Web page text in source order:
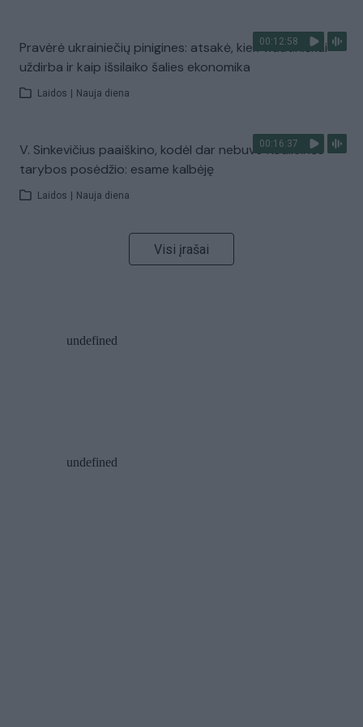
00:12:58
Pravėrė ukrainiečių pinigines: atsakė, kiek vidutiniškai
uždirba ir kaip išsilaiko šalies ekonomika
Laidos Nauja diena
00:16:37
V. Sinkevičius paaiškino, kodėl dar nebuvo Koalicinės
tarybos posėdžio: esame kalbėję
Laidos Nauja diena
Visi įrašai